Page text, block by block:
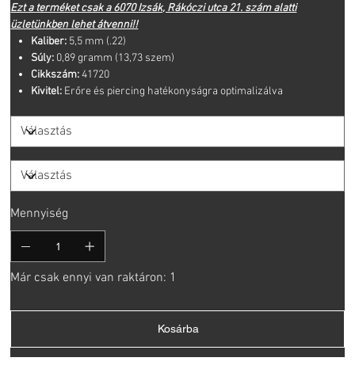
Ezt a terméket csak a 6070 Izsák, Rákóczi utca 21. szám alatti
üzletünkben lehet átvenni!!
Kaliber:5,5 mm (.22)
Súly:0,89 gramm (13,73 szem)
Cikkszám:41720
Kivitel:Erőre és piercing hatékonyságra optimalizálva
Mennyiség
Már csak ennyi van raktáron: 1
Kosárba